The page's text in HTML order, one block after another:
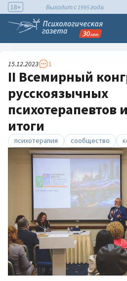
18+ Выходит с 1995 года
15.12.2023 1
II Всемирный
русскоязычных
психотерапевтов
итоги
психотерапия сообщество